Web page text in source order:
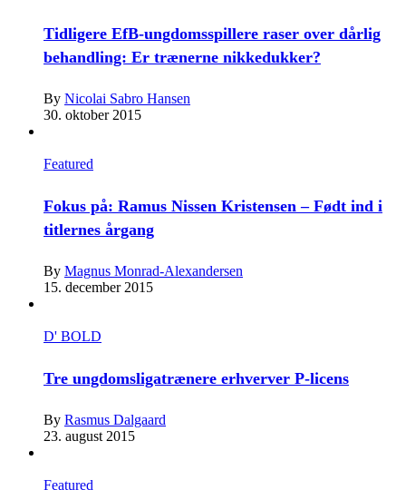
Tidligere EfB-ungdomsspillere raser over dårlig
behandling: Er trænerne nikkedukker?
By Nicolai Sabro Hansen
30. oktober 2015
Featured
Fokus på: Ramus Nissen Kristensen – Født ind i
titlernes årgang
By Magnus Monrad-Alexandersen
15. december 2015
D' BOLD
Tre ungdomsligatrænere erhverver P-licens
By Rasmus Dalgaard
23. august 2015
Featured